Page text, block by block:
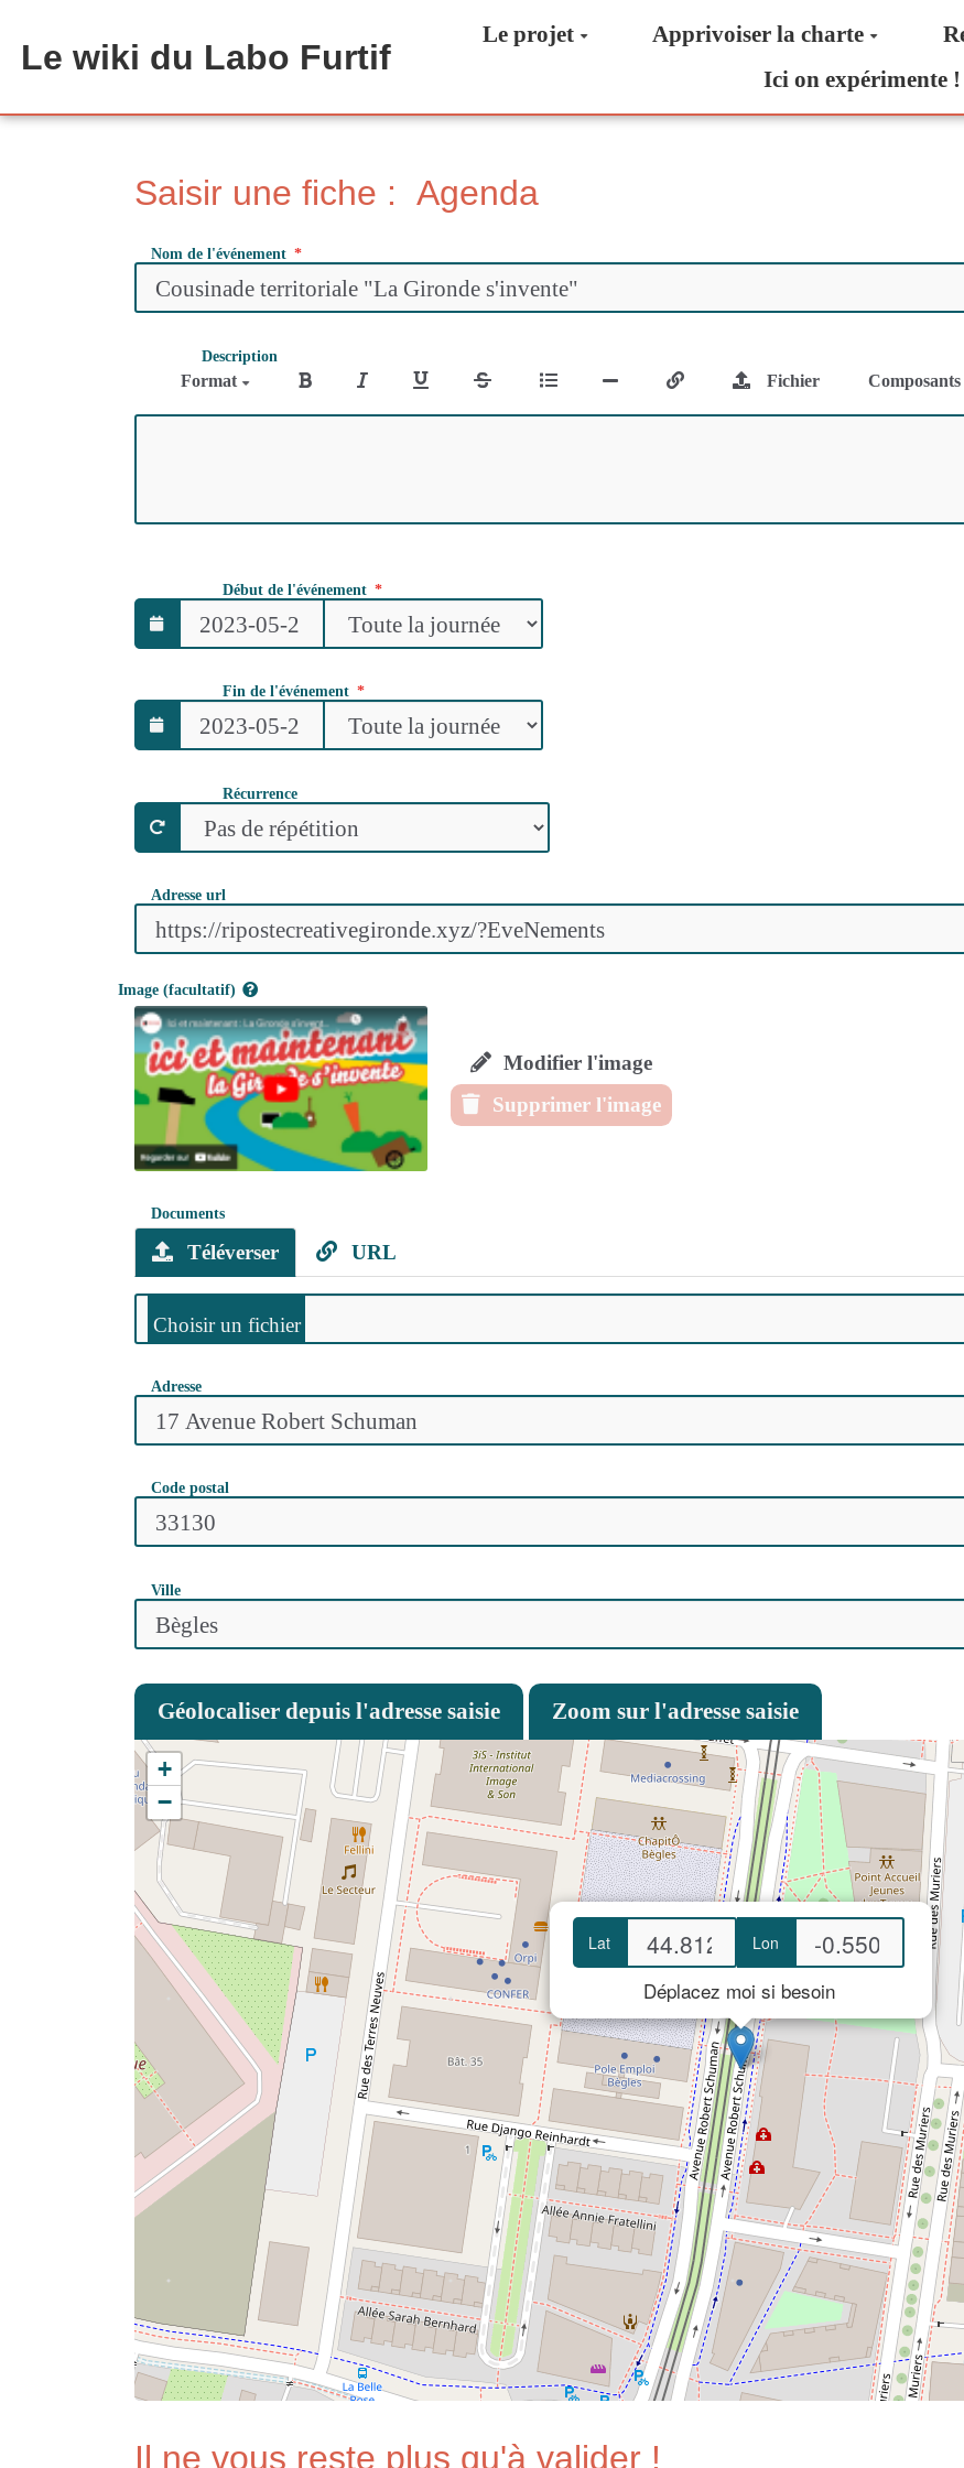
Le wiki du Labo Furtif
Le projet Apprivoiser la charte
Ici on expérimente !
Saisir une fiche : Agenda
Nom de l'événement
Description
Format Fichier Composants
Début de l'événement
Fin de l'événement
Récurrence
Adresse url
Image (facultatif)
Modifier l'image
Supprimer l'image
Documents
Téléverser URL
Adresse
Code postal
Ville
Géolocaliser depuis l'adresse saisie Zoom sur l'adresse saisie
Lat Lon
Déplacez moi si besoin
+
−
Il ne vous reste plus qu'à valider !